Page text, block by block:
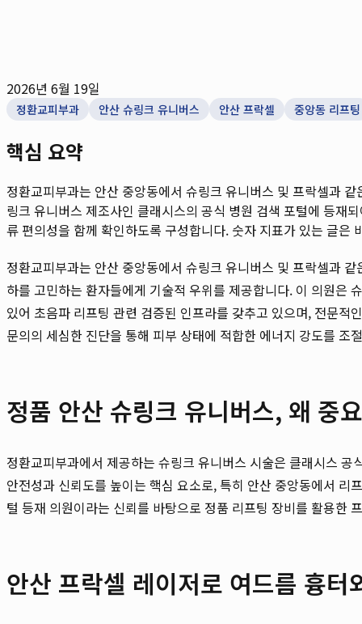
2026년 6월 19일
정환교피부과 안산 슈링크 유니버스 안산 프락셀 중앙동 리프팅
핵심 요약
정환교피부과는 안산 중앙동에서 슈링크 유니버스 및 프락셀과
링크 유니버스 제조사인 클래시스의 공식 병원 검색 포털에 등재
류 편의성을 함께 확인하도록 구성합니다. 숫자 지표가 있는 글
정환교피부과는 안산 중앙동에서 슈링크 유니버스 및 프락셀과
하를 고민하는 환자들에게 기술적 우위를 제공합니다. 이 의원은
있어 초음파 리프팅 관련 검증된 인프라를 갖추고 있으며, 전문
문의의 세심한 진단을 통해 피부 상태에 적합한 에너지 강도를 조
정품 안산 슈링크 유니버스, 왜 중
정환교피부과에서 제공하는 슈링크 유니버스 시술은 클래시스
안전성과 신뢰도를 높이는 핵심 요소로, 특히 안산 중앙동에서
털 등재 의원이라는 신뢰를 바탕으로 정품 리프팅 장비를 활용한
안산 프락셀 레이저로 여드름 흉터